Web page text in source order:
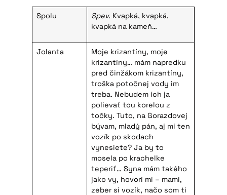
Spolu Spev. Kvapká, kvapká,
kvapká na kameň…
Jolanta
Moje krizantíny, moje
krizantíny… mám napredku
pred činžákom krizantíny,
troška potočnej vody im
treba. Nebudem ich ja
polievať tou korelou z
točky. Tuto, na Gorazdovej
bývam, mladý pán, aj mi ten
vozík po skodach
vynesiete? Ja by to
mosela po krachelke
teperiť… Syna mám takého
jako vy, hovorí mi – mami,
zeber si vozík, načo som ti